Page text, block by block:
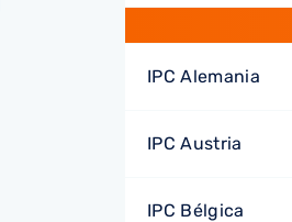
IPC Alemania
IPC Austria
IPC Bélgica